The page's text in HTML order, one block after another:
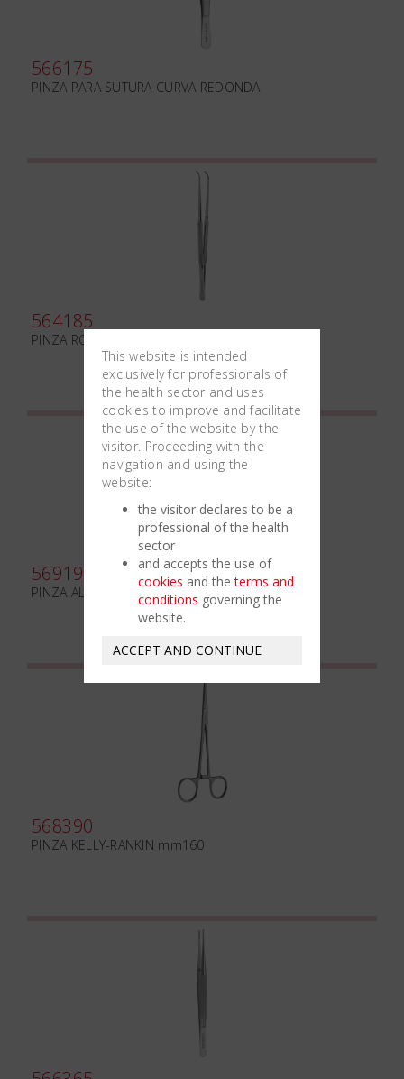
566175
PINZA PARA SUTURA CURVA REDONDA
564185
PINZA ROUND mm175 CURVA
569190
PINZA ALLIS 6:7 mm200
568390
PINZA KELLY-RANKIN mm160
This website is intended
exclusively for professionals of
the health sector and uses
cookies to improve and facilitate
the use of the website by the
visitor. Proceeding with the
navigation and using the
website:
the visitor declares to be a
professional of the health
sector
and accepts the use of
cookies and theterms and
conditions governing the
website.
ACCEPT AND CONTINUE